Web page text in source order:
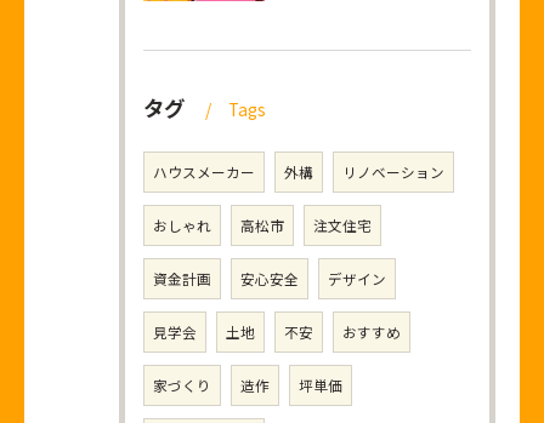
タグ Tags
ハウスメーカー 外構 リノベーション
おしゃれ 高松市 注文住宅
資金計画 安心安全 デザイン
見学会 土地 不安 おすすめ
家づくり 造作 坪単価